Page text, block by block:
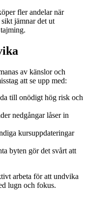
fler andelar när
jämnar det ut
av känslor och
att se upp med:
till onödigt hög risk och
nedgångar låser in
kursuppdateringar
byten gör det svårt att
arbeta för att undvika
lugn och fokus.